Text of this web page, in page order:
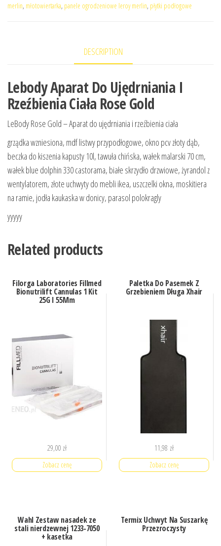
merlin, młotowiertarka, panele ogrodzeniowe leroy merlin, płytki podłogowe
DESCRIPTION
Lebody Aparat Do Ujędrniania I
Rzeźbienia Ciała Rose Gold
LeBody Rose Gold – Aparat do ujędrniania i rzeźbienia ciała
grządka wzniesiona, mdf listwy przypodłogowe, okno pcv złoty dąb,
beczka do kiszenia kapusty 10l, tawuła chińska, wałek malarski 70 cm,
wałek blue dolphin 330 castorama, białe skrzydło drzwiowe, żyrandol z
wentylatorem, złote uchwyty do mebli ikea, uszczelki okna, moskitiera
na ramie, jodła kaukaska w donicy, parasol polokragly
yyyyy
Related products
Filorga Laboratories Fillmed
Bionutrilift Cannulas 1 Kit
25G I 55Mm
29,00 zł
Zobacz cenę
Paletka Do Pasemek Z
Grzebieniem Długa Xhair
11,98 zł
Zobacz cenę
Wahl Zestaw nasadek ze
stali nierdzewnej 1233-7050
+ kasetka
Termix Uchwyt Na Suszarkę
Przezroczysty